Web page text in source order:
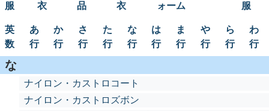
服
衣
品
衣
ォーム
服
英
数
あ
行
か
行
さ
行
た
行
な
行
は
行
ま
行
や
行
ら
行
わ
行
な
ナイロン・カストロコート
ナイロン・カストロズボン